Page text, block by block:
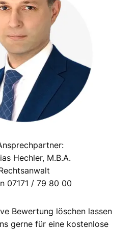
Bewertung löschen lassen
gerne für eine kostenlose
Hechler, M.B.A.
07171 / 79 80 00